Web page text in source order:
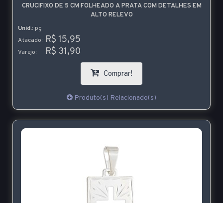
CRUCIFIXO DE 5 CM FOLHEADO A PRATA COM DETALHES EM
ALTO RELEVO
Unid.: pç
Atacado: R$ 15,95
Varejo: R$ 31,90
Comprar!
Produto(s) Relacionado(s)